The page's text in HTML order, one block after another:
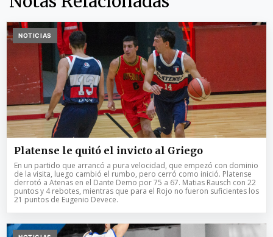
NOTICIAS
Platense le quitó el invicto al Griego
En un partido que arrancó a pura velocidad, que empezó con dominio
de la visita, luego cambió el rumbo, pero cerró como inició. Platense
derrotó a Atenas en el Dante Demo por 75 a 67. Matias Rausch con 22
puntos y 4 rebotes, mientras que para el Rojo no fueron suficientes los
21 puntos de Eugenio Devece.